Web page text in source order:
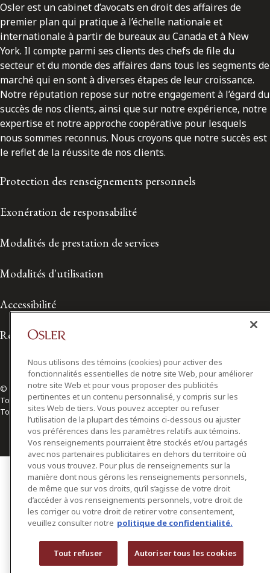
Osler est un cabinet d’avocats en droit des affaires de
premier plan qui pratique à l’échelle nationale et
internationale à partir de bureaux au Canada et à New
York. Il compte parmi ses clients des chefs de file du
secteur et du monde des affaires dans tous les segments de
marché qui en sont à diverses étapes de leur croissance.
Notre réputation repose sur notre engagement à l’égard du
succès de nos clients, ainsi que sur notre expérience, notre
expertise et notre approche coopérative pour lesquels
nous sommes reconnus. Nous croyons que notre succès est
le reflet de la réussite de nos clients.
Protection des renseignements personnels
Exonération de responsabilité
Modalités de prestation de services
Modalités d'utilisation
Accessibilité
Relations avec les médias
© 2026 Osler, Hoskin & Harcourt S.E.N.C.R.L./s.r.l.
Tous droits réservés
Toronto | Montréal | Calgary | Vancouver | Ottawa | New York
Nous utilisons des témoins (cookies) pour activer des
fonctionnalités essentielles de notre site Web, pour améliorer
notre site Web et pour vous proposer des publicités
pertinentes et un contenu personnalisé, y compris sur les
sites Web de tiers. Vous pouvez accepter ou refuser
l’utilisation de la plupart des témoins ci-dessous ou ajuster
vos préférences dans les paramètres relatifs aux témoins.
Vos renseignements pourraient être stockés et/ou partagés
avec nos partenaires publicitaires en dehors du territoire où
vous vous trouvez. Pour plus de renseignements sur la
manière dont nous gérons les renseignements personnels,
de même que sur vos droits, qu’il s’agisse de votre droit
d’accéder à vos renseignements personnels, votre droit de
les corriger ou votre droit de retirer votre consentement,
veuillez consulter notre politique de confidentialité.
Tout refuser Autoriser tous les cookies